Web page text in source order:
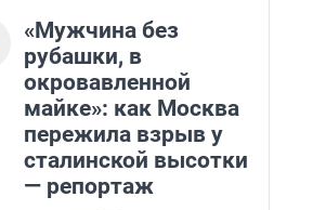
«Мужчина без
рубашки, в
окровавленной
майке»: как Москва
пережила взрыв у
сталинской высотки
— репортаж